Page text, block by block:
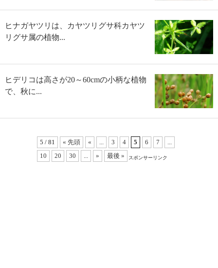
ヒナガヤツリは、カヤツリグサ科カヤツ
リグサ属の植物...
ヒデリコは高さが20～60cmの小柄な植物
で、秋に...
5 / 81 « 先頭 « ... 3 4 5 6 7
...
10
20 30 ... » 最後 » スポンサーリンク